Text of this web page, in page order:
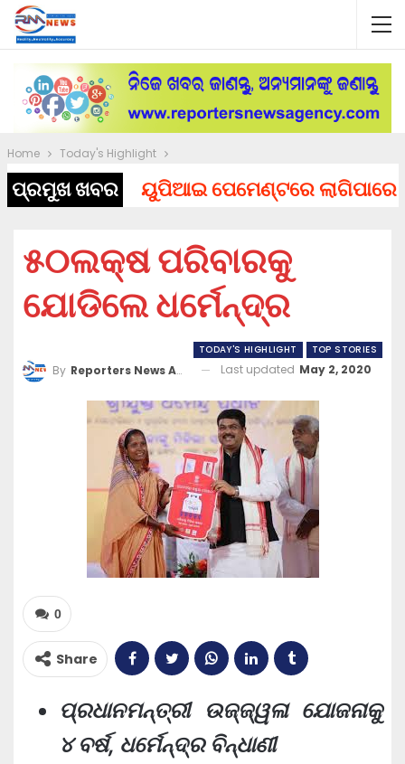
Home Today's Highlight
ପ୍ରମୁଖ ଖବରୟୁପିଆଇ ପେମେଣ୍ଟରେ ଲାଗିପାରେ ଚାର୍ଜ,
୫୦ଲକ୍ଷ ପରିବାରକୁ
ଯୋଡିଲେ ଧର୍ମେନ୍ଦ୍ର
TODAY'S HIGHLIGHT TOP STORIES
By Reporters News Agency Last updated May 2, 2020
0
Share
ପ୍ରଧାନମନ୍ତ୍ରୀ ଉଜ୍ଜ୍ୱଳା ଯୋଜନାକୁ
୪ ବର୍ଷ, ଧର୍ମେନ୍ଦ୍ର ବିନ୍ଧାଣୀ